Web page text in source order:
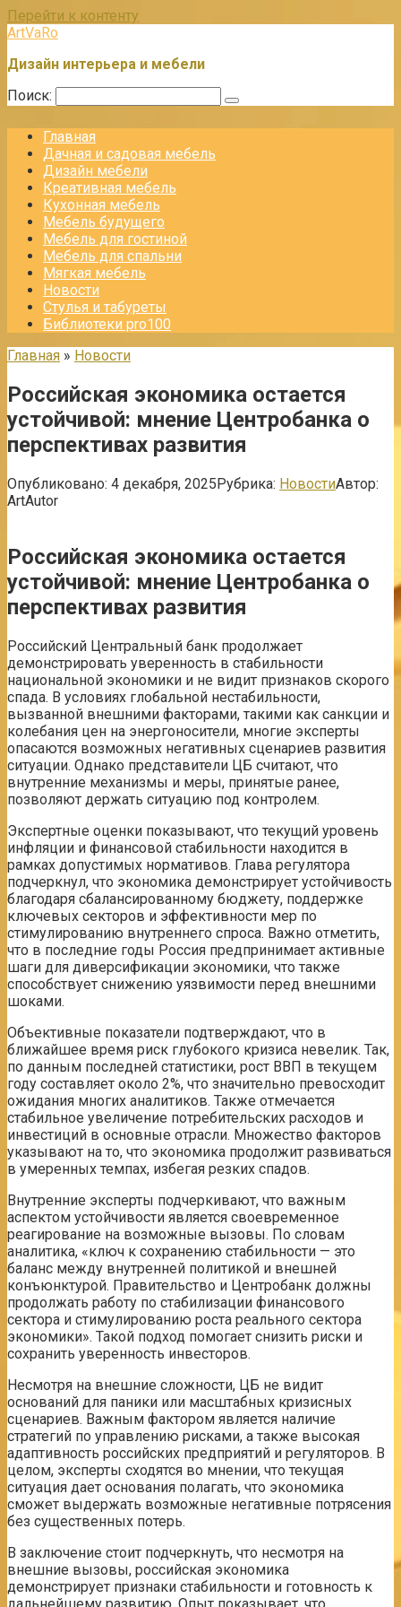
Перейти к контенту
ArtVaRo
Дизайн интерьера и мебели
Поиск:
Главная
Дачная и садовая мебель
Дизайн мебели
Креативная мебель
Кухонная мебель
Мебель будущего
Мебель для гостиной
Мебель для спальни
Мягкая мебель
Новости
Стулья и табуреты
Библиотеки pro100
Главная » Новости
Российская экономика остается
устойчивой: мнение Центробанка о
перспективах развития
Опубликовано: 4 декабря, 2025Рубрика: НовостиАвтор:
ArtAutor
Российская экономика остается
устойчивой: мнение Центробанка о
перспективах развития
Российский Центральный банк продолжает
демонстрировать уверенность в стабильности
национальной экономики и не видит признаков скорого
спада. В условиях глобальной нестабильности,
вызванной внешними факторами, такими как санкции и
колебания цен на энергоносители, многие эксперты
опасаются возможных негативных сценариев развития
ситуации. Однако представители ЦБ считают, что
внутренние механизмы и меры, принятые ранее,
позволяют держать ситуацию под контролем.
Экспертные оценки показывают, что текущий уровень
инфляции и финансовой стабильности находится в
рамках допустимых нормативов. Глава регулятора
подчеркнул, что экономика демонстрирует устойчивость
благодаря сбалансированному бюджету, поддержке
ключевых секторов и эффективности мер по
стимулированию внутреннего спроса. Важно отметить,
что в последние годы Россия предпринимает активные
шаги для диверсификации экономики, что также
способствует снижению уязвимости перед внешними
шоками.
Объективные показатели подтверждают, что в
ближайшее время риск глубокого кризиса невелик. Так,
по данным последней статистики, рост ВВП в текущем
году составляет около 2%, что значительно превосходит
ожидания многих аналитиков. Также отмечается
стабильное увеличение потребительских расходов и
инвестиций в основные отрасли. Множество факторов
указывают на то, что экономика продолжит развиваться
в умеренных темпах, избегая резких спадов.
Внутренние эксперты подчеркивают, что важным
аспектом устойчивости является своевременное
реагирование на возможные вызовы. По словам
аналитика, «ключ к сохранению стабильности — это
баланс между внутренней политикой и внешней
конъюнктурой. Правительство и Центробанк должны
продолжать работу по стабилизации финансового
сектора и стимулированию роста реального сектора
экономики». Такой подход помогает снизить риски и
сохранить уверенность инвесторов.
Несмотря на внешние сложности, ЦБ не видит
оснований для паники или масштабных кризисных
сценариев. Важным фактором является наличие
стратегий по управлению рисками, а также высокая
адаптивность российских предприятий и регуляторов. В
целом, эксперты сходятся во мнении, что текущая
ситуация дает основания полагать, что экономика
сможет выдержать возможные негативные потрясения
без существенных потерь.
В заключение стоит подчеркнуть, что несмотря на
внешние вызовы, российская экономика
демонстрирует признаки стабильности и готовность к
дальнейшему развитию. Опыт показывает, что